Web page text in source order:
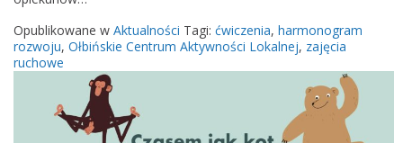
ń
s
e
m
Opublikowane w Aktualności Tagi: ćwiczenia, harmonogram
rozwoju, Ołbińskie Centrum Aktywności Lokalnej, zajęcia
ruchowe